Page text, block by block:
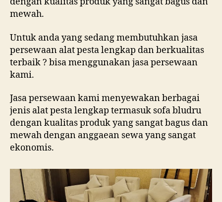
mewah.
Untuk anda yang sedang membutuhkan jasa
persewaan alat pesta lengkap dan berkualitas
terbaik ? bisa menggunakan jasa persewaan
kami.
Jasa persewaan kami menyewakan berbagai
jenis alat pesta lengkap termasuk sofa bludru
dengan kualitas produk yang sangat bagus dan
mewah dengan anggaean sewa yang sangat
ekonomis.